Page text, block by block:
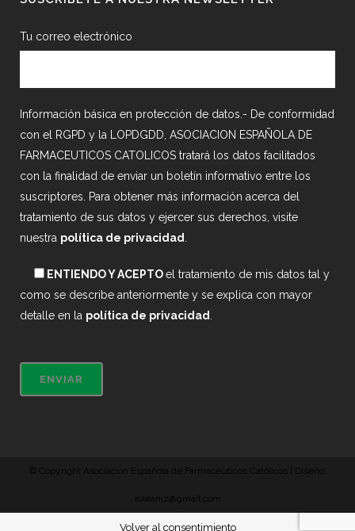
Tu correo electrónico
Información básica en protección de datos.- De conformidad
con el RGPD y la LOPDGDD, ASOCIACION ESPAÑOLA DE
FARMACEUTICOS CATOLICOS tratará los datos facilitados
con la finalidad de enviar un boletín informativo entre los
suscriptores. Para obtener más información acerca del
tratamiento de sus datos y ejercer sus derechos, visite
nuestra política de privacidad
ENTIENDO Y ACEPTOel tratamiento de mis datos tal y
como se describe anteriormente y se explica con mayor
detalle en la política de privacidad
© Copyright Asociación Española de Farmacéuticos Católicos | Diseño:
roleaniz@gmail.com
Volver al consentimiento